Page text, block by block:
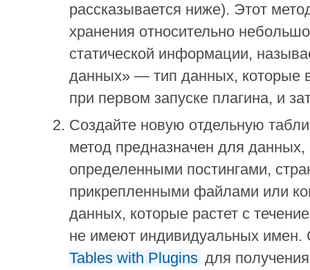
рассказывается ниже). Этот
хранения относительно
статической информации,
данных» — тип данных, которые
при первом запуске плагина, и
Создайте новую отдельную
метод предназначен для данных,
определенными постингами,
прикрепленными файлами или
данных, которые растет с
не имеют индивидуальных имен.
Tables with Plugins для